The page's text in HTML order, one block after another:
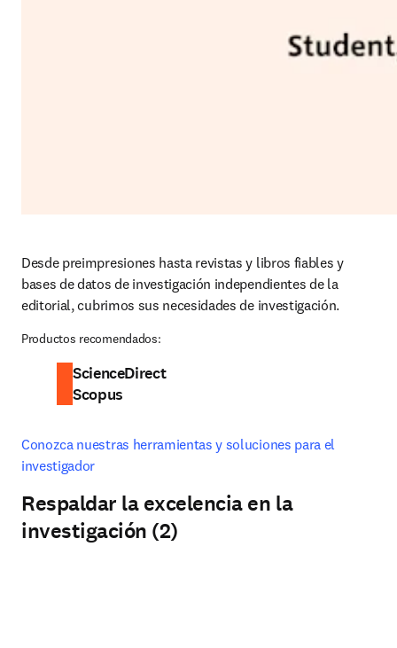
Desde preimpresiones hasta revistas y libros fiables y
bases de datos de investigación independientes de la
editorial, cubrimos sus necesidades de investigación.
Productos recomendados:
ScienceDirect
Scopus
Conozca nuestras herramientas y soluciones para el
investigador
Respaldar la excelencia en la
investigación (2)